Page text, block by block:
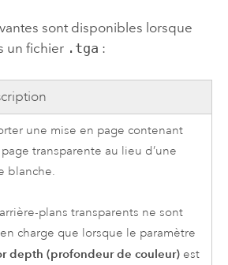
sont disponibles lorsque
un fichier .tga :
une mise en page contenant
transparente au lieu d’une
blanche.
plans transparents ne sont
charge que lorsque le paramètre
depth (profondeur de couleur) est